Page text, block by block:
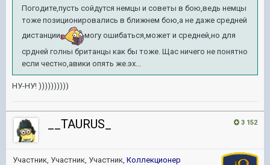
Погодите,пусть сойдутся немцы и советы в бою,ведь немцы
тоже позиционировались в ближнем бою,а не даже средней
дистанции
могу ошибаться,может и средней,но для
срдней голны британцы как бы тоже. Щас ничего не понятно
если честно,авики опять же.эх...
НУ-НУ! ))))))))))
3 152
__TAURUS_
Участник, Участник, Участник, Коллекционер